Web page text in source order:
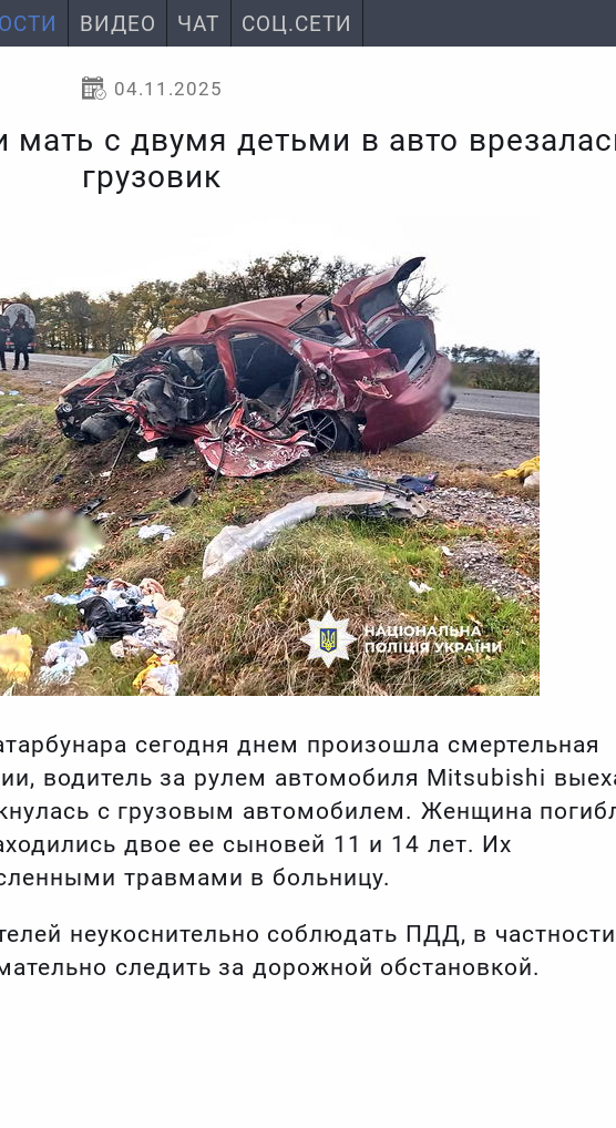
ВИДЕО ЧАТ СОЦ.СЕТИ
04.11.2025
мать с двумя детьми в авто
грузовик
сегодня днем ​​произошла смертельная
водитель за рулем автомобиля Mitsubishi
с грузовым автомобилем. Женщина
двое ее сыновей 11 и 14 лет. Их
травмами в больницу.
неукоснительно соблюдать ПДД, в частности
следить за дорожной обстановкой.